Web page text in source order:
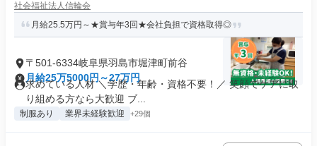
社会福祉法人信輪会
月給25.5万円～★賞与年3回★会社負担で資格取得◎
〒501-6334岐阜県羽島市堀津町前谷
月給25万5000円～27万円
求めている人材 ＼学歴・年齢・資格不要！／ 笑顔でケアに取
り組める方なら大歓迎 ブ...
制服あり 業界未経験歓迎 +29個